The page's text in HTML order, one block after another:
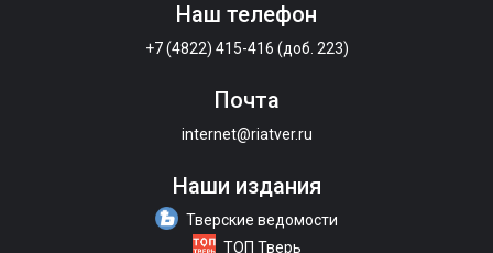
Наш телефон
+7 (4822) 415-416 (доб. 223)
Почта
internet@riatver.ru
Наши издания
Тверские ведомости
ТОП Тверь